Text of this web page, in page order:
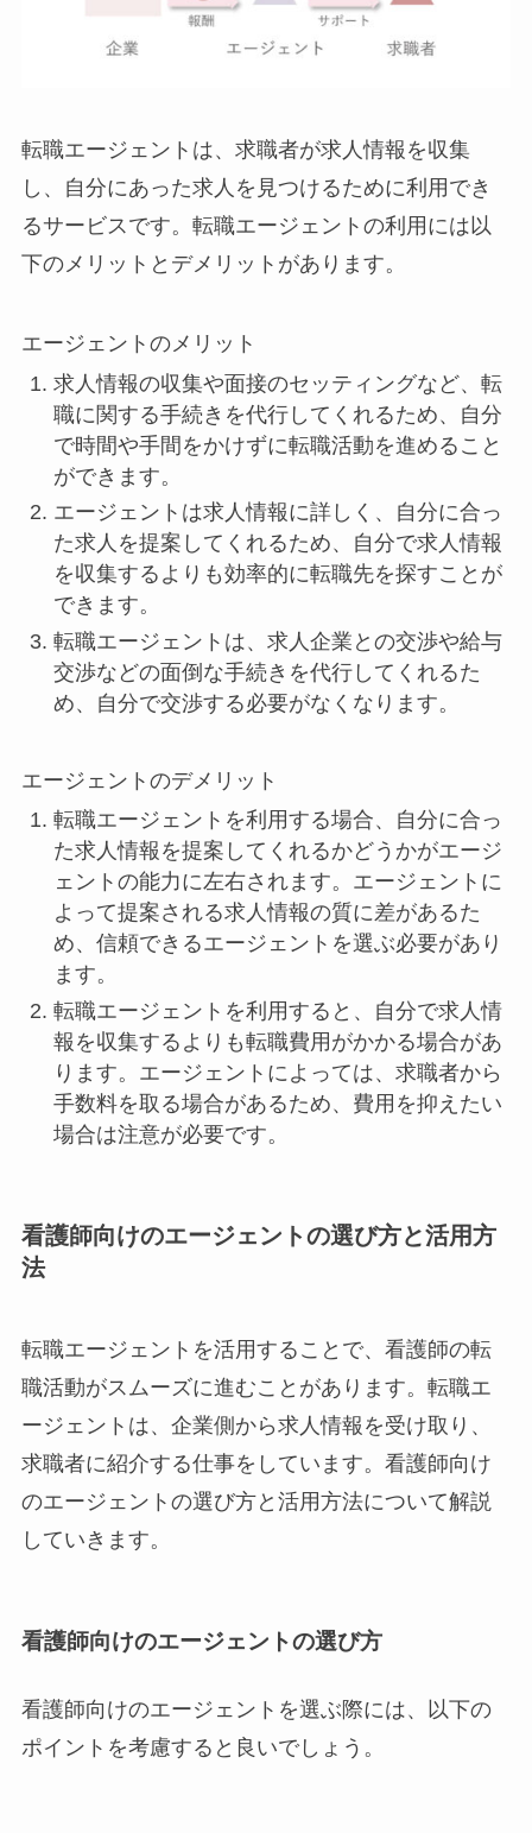
転職エージェントは、求職者が求人情報を収集
し、自分にあった求人を見つけるために利用でき
るサービスです。転職エージェントの利用には以
下のメリットとデメリットがあります。
エージェントのメリット
求人情報の収集や面接のセッティングなど、転
職に関する手続きを代行してくれるため、自分
で時間や手間をかけずに転職活動を進めること
ができます。
エージェントは求人情報に詳しく、自分に合っ
た求人を提案してくれるため、自分で求人情報
を収集するよりも効率的に転職先を探すことが
できます。
転職エージェントは、求人企業との交渉や給与
交渉などの面倒な手続きを代行してくれるた
め、自分で交渉する必要がなくなります。
エージェントのデメリット
転職エージェントを利用する場合、自分に合っ
た求人情報を提案してくれるかどうかがエージ
ェントの能力に左右されます。エージェントに
よって提案される求人情報の質に差があるた
め、信頼できるエージェントを選ぶ必要があり
ます。
転職エージェントを利用すると、自分で求人情
報を収集するよりも転職費用がかかる場合があ
ります。エージェントによっては、求職者から
手数料を取る場合があるため、費用を抑えたい
場合は注意が必要です。
看護師向けのエージェントの選び方と活用方
法
転職エージェントを活用することで、看護師の転
職活動がスムーズに進むことがあります。転職エ
ージェントは、企業側から求人情報を受け取り、
求職者に紹介する仕事をしています。看護師向け
のエージェントの選び方と活用方法について解説
していきます。
看護師向けのエージェントの選び方
看護師向けのエージェントを選ぶ際には、以下の
ポイントを考慮すると良いでしょう。